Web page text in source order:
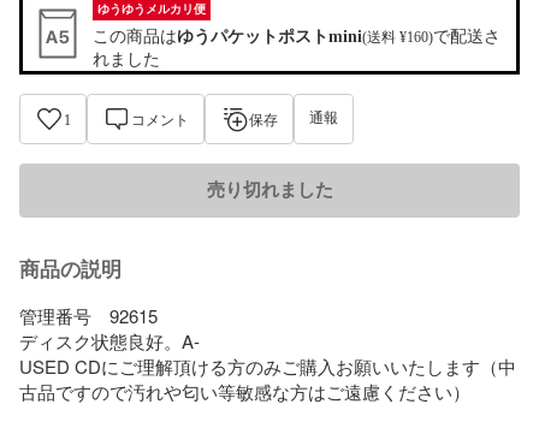
ゆうゆうメルカリ便
この商品はゆうパケットポストmini(送料 ¥160)で配送さ
れました
1 コメント 保存 通報
売り切れました
商品の説明
管理番号　92615
ディスク状態良好。A-
USED CDにご理解頂ける方のみご購入お願いいたします（中
古品ですので汚れや匂い等敏感な方はご遠慮ください）